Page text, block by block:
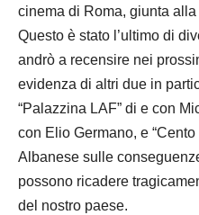
cinema di Roma, giunta
Questo è stato l’ultimo di
andrò a recensire nei
evidenza di altri due in
“Palazzina LAF” di e con
con Elio Germano, e
Albanese sulle
possono ricadere
del nostro paese.